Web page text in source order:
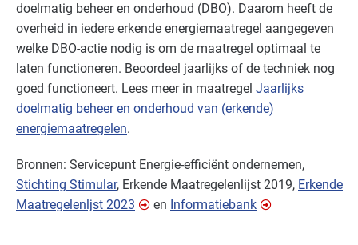
doelmatig beheer en onderhoud (DBO). Daarom heeft de
overheid in iedere erkende energiemaatregel aangegeven
welke DBO-actie nodig is om de maatregel optimaal te
laten functioneren. Beoordeel jaarlijks of de techniek nog
goed functioneert. Lees meer in maatregel Jaarlijks
doelmatig beheer en onderhoud van (erkende)
energiemaatregelen.
Bronnen: Servicepunt Energie-efficiënt ondernemen,
Stichting Stimular, Erkende Maatregelenlijst 2019, Erkende
Maatregelenljst 2023
en Informatiebank